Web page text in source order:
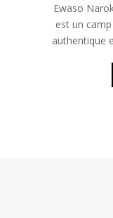
Ewaso
est un
authentique